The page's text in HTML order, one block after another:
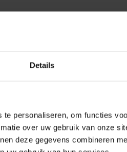
Details
personaliseren, om functies
over uw gebruik van onze
deze gegevens combineren
een smakelijke barbecue
de Vrije Universiteit Brussel.
aan Caroline Pauwels.